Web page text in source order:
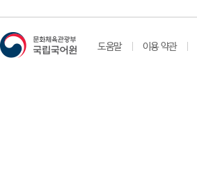
도움말 이용 약관